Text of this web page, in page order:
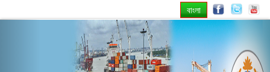
বাংলা